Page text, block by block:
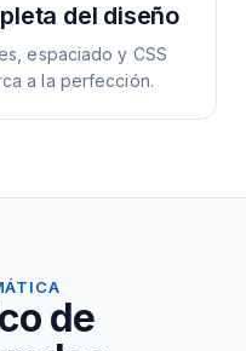
del diseño
espaciado y CSS
a la perfección.
de